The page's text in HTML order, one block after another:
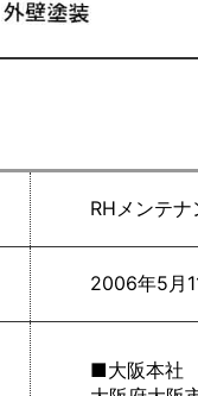
RHメンテ
2006年5月
■大阪本社